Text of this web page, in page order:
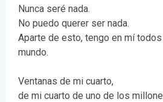
Nunca seré nada.
No puedo querer ser nada.
Aparte de esto, tengo en mí
mundo.
Ventanas de mi cuarto,
de mi cuarto de uno de los